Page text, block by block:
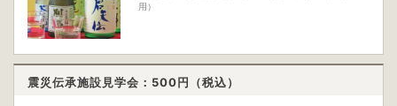
用）
震災伝承施設見学会：500円（税込）